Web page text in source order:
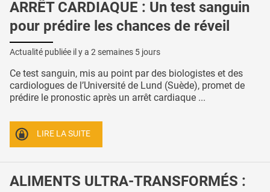
ARRÊT CARDIAQUE : Un test sanguin
pour prédire les chances de réveil
Actualité publiée il y a 2 semaines 5 jours
Ce test sanguin, mis au point par des biologistes et des
cardiologues de l’Université de Lund (Suède), promet de
prédire le pronostic après un arrêt cardiaque ...
LIRE LA SUITE
ALIMENTS ULTRA-TRANSFORMÉS :